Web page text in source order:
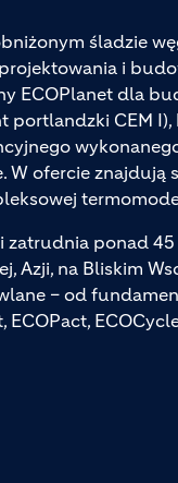
śladzie
i
ECOPlanet dla
CEM
ofercie znajdują
zatrudnia ponad
Azji, na Bliskim
– od